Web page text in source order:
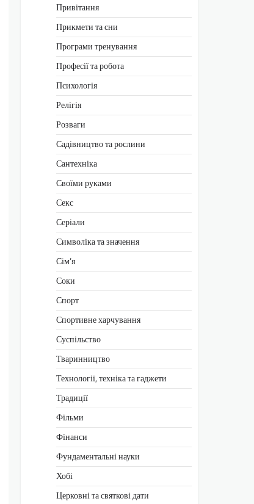
Привітання
Прикмети та сни
Програми тренування
Професії та робота
Психологія
Релігія
Розваги
Садівництво та рослини
Сантехніка
Своїми руками
Секс
Серіали
Символіка та значення
Сім’я
Соки
Спорт
Спортивне харчування
Суспільство
Тваринництво
Технології, техніка та гаджети
Традиції
Фільми
Фінанси
Фундаментальні науки
Хобі
Церковні та святкові дати